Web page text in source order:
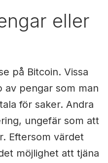
eller
på Bitcoin. Vissa
pengar som man
för saker. Andra
ungefär som att
Eftersom värdet
möjlighet att tjäna